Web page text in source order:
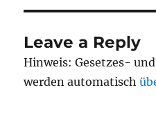
Leave a Reply
Hinweis: Gesetzes-
werden automatisch